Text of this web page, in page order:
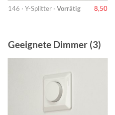
146 · Y-Splitter · Vorrätig 8,50
Geeignete Dimmer (3)